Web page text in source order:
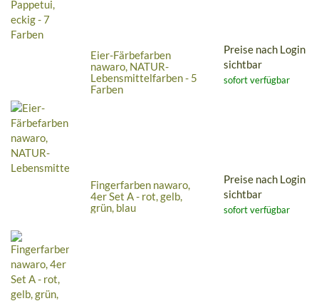
Eier-Färbefarben
nawaro, NATUR-
Lebensmittelfarben - 5
Farben
Preise nach Login
sichtbar
sofort verfügbar
Fingerfarben nawaro,
4er Set A - rot, gelb,
grün, blau
Preise nach Login
sichtbar
sofort verfügbar